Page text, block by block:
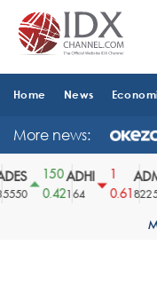
Home News
More news:
150
0.42
ADHI
164
0.618225